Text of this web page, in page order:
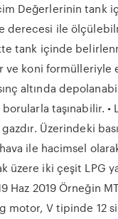
Değerlerinin tank
derecesi ile
tank içinde
ve koni formülleriyle
altında
taşınabilir. •
Üzerindeki
hava ile hacimsel
üzere iki çeşit LPG
Haz 2019 Örneğin
motor, V tipinde 12